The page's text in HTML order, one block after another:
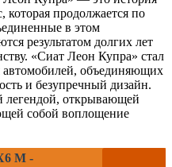
которая продолжается по
в этом
результатом долгих лет
«Сиат Леон Купра» стал
объединяющих
и безупречный дизайн.
легендой, открывающей
собой воплощение
M -